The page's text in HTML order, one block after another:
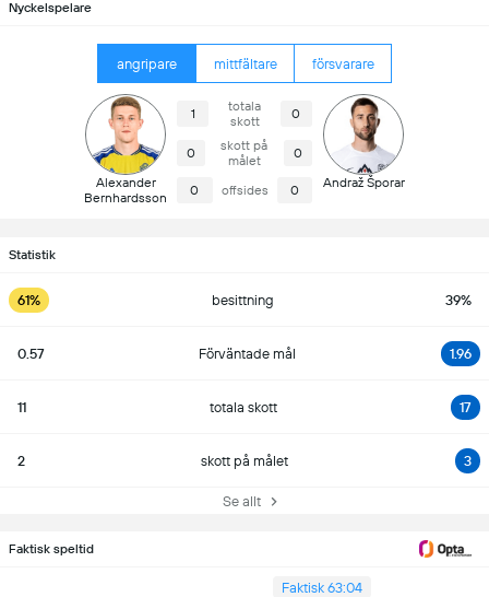
Nyckelspelare
angripare mittfältare försvarare
Alexander
Bernhardsson
1
totala
skott
0
0
skott på
målet
0
0 offsides 0 Andraž Šporar
Statistik
61% besittning 39%
0.57 Förväntade mål 1.96
11 totala skott 17
2 skott på målet 3
Se allt
Faktisk speltid
Faktisk 63:04